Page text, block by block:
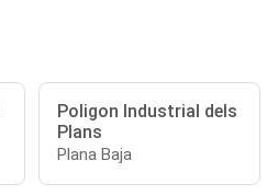
Poligon Industrial dels
Plans
Plana Baja